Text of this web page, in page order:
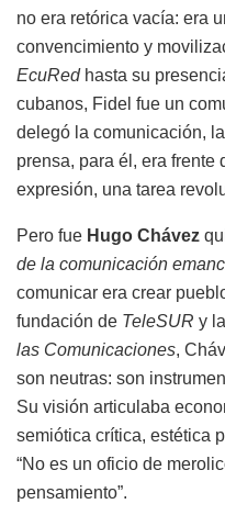
no era retórica vacía: era
convencimiento y
EcuRedhasta su
cubanos, Fidel fue un
delegó la comunicación,
prensa, para él, era frente
expresión, una tarea
Pero fue Hugo Chávez
de la comunicación
comunicar era crear
fundación de TeleSUR y la
las Comunicaciones,
son neutras: son
Su visión articulaba
semiótica crítica, estética
“No es un oficio de
pensamiento”.